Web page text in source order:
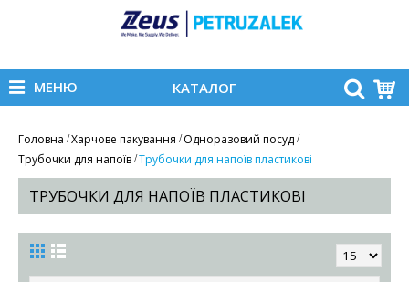
МЕНЮ КАТАЛОГ
Головна Харчове пакування Одноразовий посуд
Трубочки для напоїв Трубочки для напоїв пластикові
ТРУБОЧКИ ДЛЯ НАПОЇВ ПЛАСТИКОВІ